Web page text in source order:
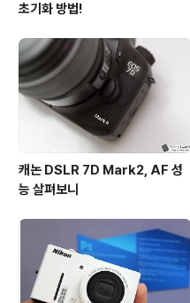
초기화 방법!
캐논 DSLR 7D Mark2, AF 성
능 살펴보니